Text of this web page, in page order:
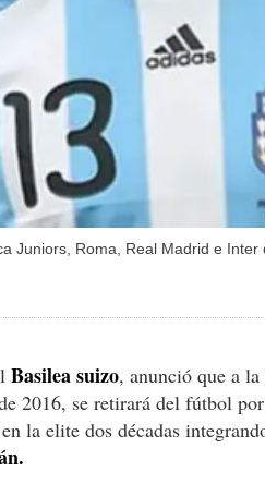
Juniors, Roma, Real Madrid e
Basilea suizo, anunció que a
2016, se retirará del fútbol
la elite dos décadas